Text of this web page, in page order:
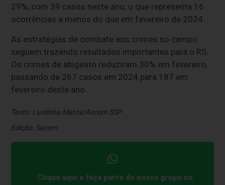
29%, com 39 casos neste ano, o que representa 16
ocorrências a menos do que em fevereiro de 2024.
As estratégias de combate aos crimes no campo
seguem trazendo resultados importantes para o RS.
Os crimes de abigeato reduziram 30% em fevereiro,
passando de 267 casos em 2024 para 187 em
fevereiro deste ano.
Texto: Lurdinha Matos/Ascom SSP
Edição: Secom
Clique aqui e faça parte do nosso grupo no